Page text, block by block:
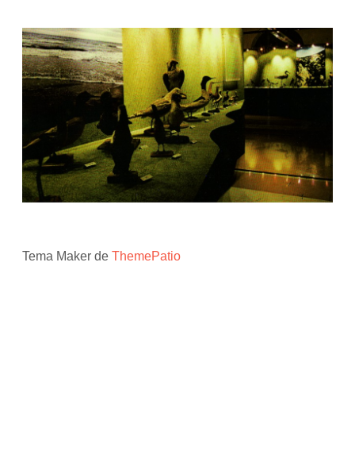
Tema Maker deThemePatio